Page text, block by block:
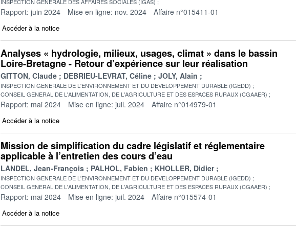
Rapport: juin 2024 Mise en ligne: nov. 2024 Affaire n°015411-01
Accéder à la notice
Analyses « hydrologie, milieux, usages, climat » dans le bassin
Loire-Bretagne - Retour d’expérience sur leur réalisation
GITTON, Claude DEBRIEU-LEVRAT, Céline JOLY, Alain
INSPECTION GENERALE DE L'ENVIRONNEMENT ET DU DEVELOPPEMENT DURABLE (IGEDD)
CONSEIL GENERAL DE L'ALIMENTATION, DE L'AGRICULTURE ET DES ESPACES RURAUX (CGAAER)
Rapport: mai 2024 Mise en ligne: juil. 2024 Affaire n°014979-01
Accéder à la notice
Mission de simplification du cadre législatif et réglementaire
applicable à l’entretien des cours d’eau
LANDEL, Jean-François PALHOL, Fabien KHOLLER, Didier
INSPECTION GENERALE DE L'ENVIRONNEMENT ET DU DEVELOPPEMENT DURABLE (IGEDD)
CONSEIL GENERAL DE L'ALIMENTATION, DE L'AGRICULTURE ET DES ESPACES RURAUX (CGAAER)
Rapport: mai 2024 Mise en ligne: juil. 2024 Affaire n°015574-01
Accéder à la notice